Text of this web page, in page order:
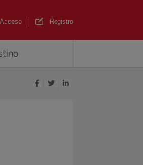
Acceso Registro